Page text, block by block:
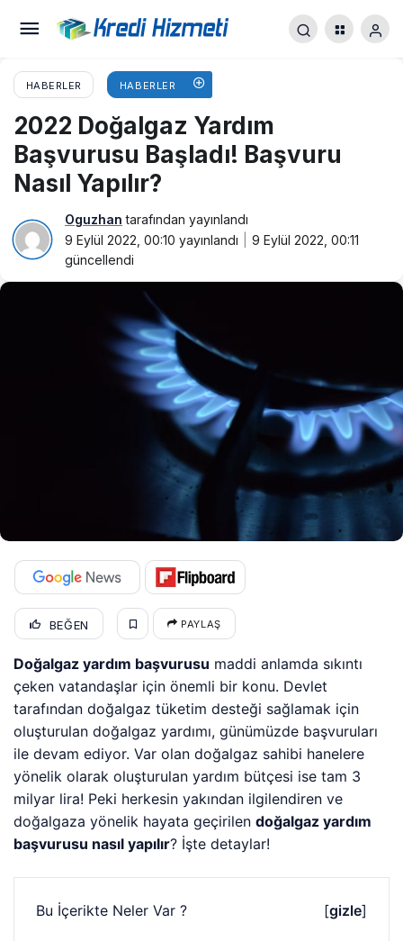
HABERLER HABERLER
2022 Doğalgaz Yardım
Başvurusu Başladı! Başvuru
Nasıl Yapılır?
Oguzhan tarafından yayınlandı
9 Eylül 2022, 00:10 yayınlandı
9 Eylül 2022, 00:11
güncellendi
BEĞEN PAYLAŞ
Doğalgaz yardım başvurusu maddi anlamda sıkıntı
çeken vatandaşlar için önemli bir konu. Devlet
tarafından doğalgaz tüketim desteği sağlamak için
oluşturulan doğalgaz yardımı, günümüzde başvuruları
ile devam ediyor. Var olan doğalgaz sahibi hanelere
yönelik olarak oluşturulan yardım bütçesi ise tam 3
milyar lira! Peki herkesin yakından ilgilendiren ve
doğalgaza yönelik hayata geçirilendoğalgaz yardım
başvurusu nasıl yapılır? İşte detaylar!
Bu İçerikte Neler Var ? [gizle]